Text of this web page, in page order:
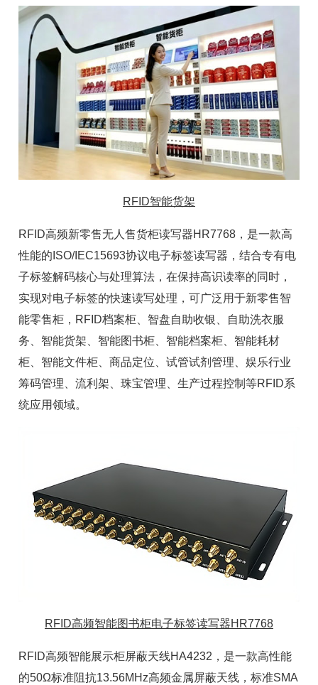
RFID智能货架
RFID高频新零售无人售货柜读写器HR7768，是一款高
性能的ISO/IEC15693协议电子标签读写器 ，结合专有电
子标签解码核心与处理算法，在保持高识读率的同时，
实现对电子标签的快速读写处理，可广泛用于新零售智
能零售柜 ， RFID档案柜 、智盘自助收银、自助洗衣服
务、 智能货架 、智能图书柜、智能档案柜、 智能耗材
柜 、智能文件柜、商品定位、试管试剂管理、娱乐行业
筹码管理、流利架、珠宝管理、生产过程控制等RFID系
统应用领域。
RFID高频智能图书柜电子标签读写器HR7768
RFID高频智能展示柜屏蔽天线HA4232，是一款高性能
的50Ω标准阻抗13.56MHz高频金属屏蔽天线，标准SMA